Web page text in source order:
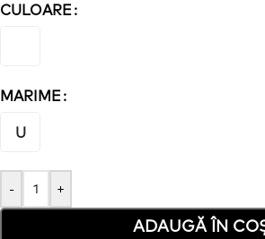
CULOARE
MARIME
U
- +
ADAUGĂ ÎN